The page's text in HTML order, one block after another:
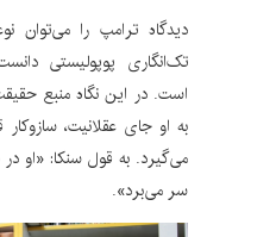
دیدگاه ترامپ را می‌توان
تک‌انگاری پوپولیستی
است. در این نگاه منبع
به او جای عقلانیت،
می‌گیرد. به قول سنکا: «او
سر می‌برد».